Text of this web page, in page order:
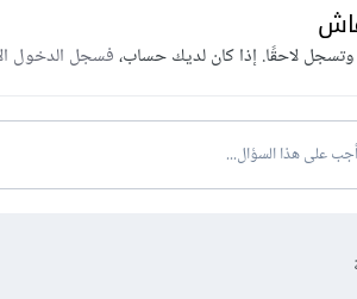
لاحقًا. إذا كان لديك حساب،فسجل الدخول
أجب على هذا السؤال...